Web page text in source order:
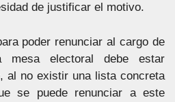
de justificar el motivo.
poder renunciar al cargo de
mesa electoral debe estar
al no existir una lista concreta
se puede renunciar a este